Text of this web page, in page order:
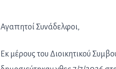
Αγαπητοί Συνάδελφοι,
Εκ μέρους του Διοικητικού